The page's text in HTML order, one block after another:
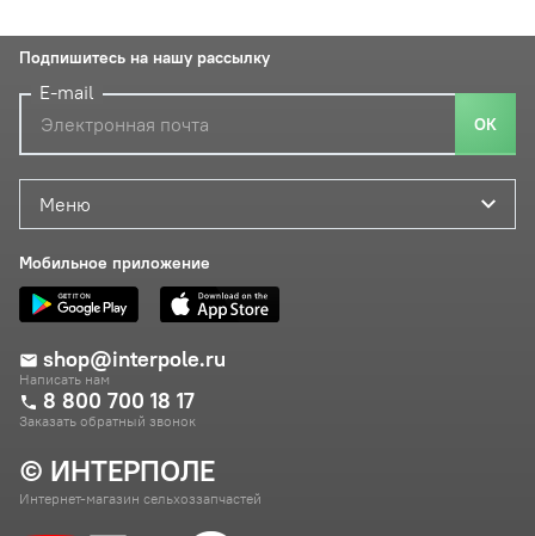
© ИНТЕРПОЛЕ
Интернет-магазин сельхоззапчастей
Меню
Мобильное приложение
shop@interpole.ru
Написать нам
8 800 700 18 17
Заказать обратный звонок
Подпишитесь на нашу рассылку
E-mail
ОК